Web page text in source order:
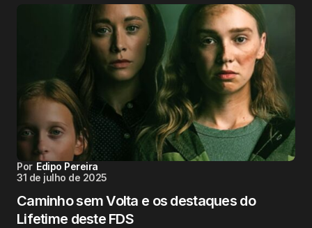
Por Edipo Pereira
31 de julho de 2025
Caminho sem Volta e os destaques do
Lifetime deste FDS